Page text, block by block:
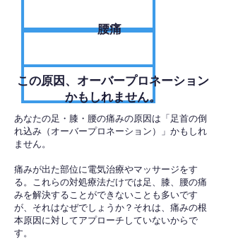
腰痛
​この原因、オーバープロネーション
かもしれません。
あなたの足・膝・腰の痛みの原因は「足首の倒
れ込み（オーバープロネーション）」かもしれ
ません。
痛みが出た部位に電気治療やマッサージをす
る。これらの対処療法だけでは足、膝、腰の痛
みを解決することができないことも多いです
が、それはなぜでしょうか？それは、痛みの根
本原因に対してアプローチしていないからで
す。